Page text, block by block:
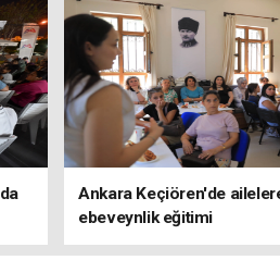
Ankara Keçiören'de
ebeveynlik eğitimi